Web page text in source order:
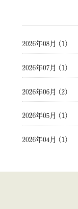
2026年08月 (1)
2026年07月 (1)
2026年06月 (2)
2026年05月 (1)
2026年04月 (1)